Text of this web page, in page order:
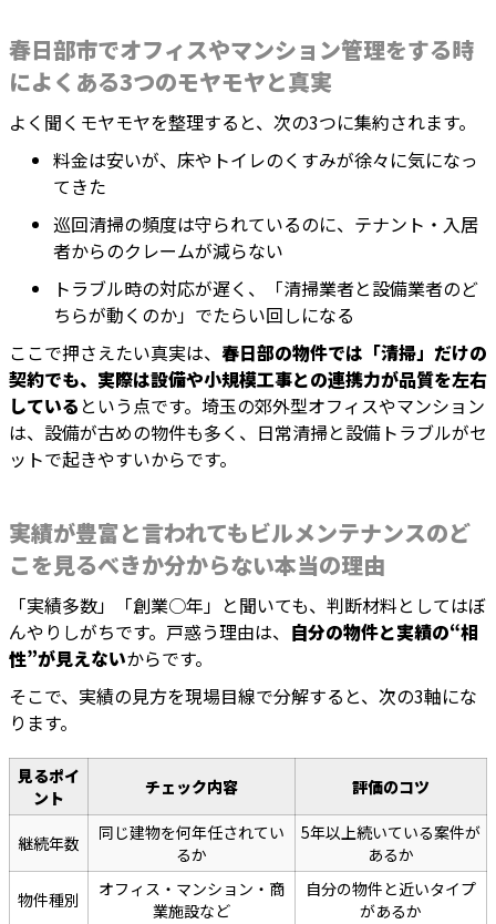
春日部市でオフィスやマンション管理をする時
によくある3つのモヤモヤと真実
よく聞くモヤモヤを整理すると、次の3つに集約されます。
料金は安いが、床やトイレのくすみが徐々に気になっ
てきた
巡回清掃の頻度は守られているのに、テナント・入居
者からのクレームが減らない
トラブル時の対応が遅く、「清掃業者と設備業者のど
ちらが動くのか」でたらい回しになる
ここで押さえたい真実は、 春日部の物件では「清掃」だけの
契約でも、実際は設備や小規模工事との連携力が品質を左右
している という点です。埼玉の郊外型オフィスやマンション
は、設備が古めの物件も多く、日常清掃と設備トラブルがセ
ットで起きやすいからです。
実績が豊富と言われてもビルメンテナンスのど
こを見るべきか分からない本当の理由
「実績多数」「創業○年」と聞いても、判断材料としてはぼ
んやりしがちです。戸惑う理由は、 自分の物件と実績の“相
性”が見えないからです。
そこで、実績の見方を現場目線で分解すると、次の3軸にな
ります。
見るポイ
ント
チェック内容 評価のコツ
継続年数
同じ建物を何年任されてい
るか
5年以上続いている案件が
あるか
物件種別
オフィス・マンション・商
業施設など
自分の物件と近いタイプ
があるか